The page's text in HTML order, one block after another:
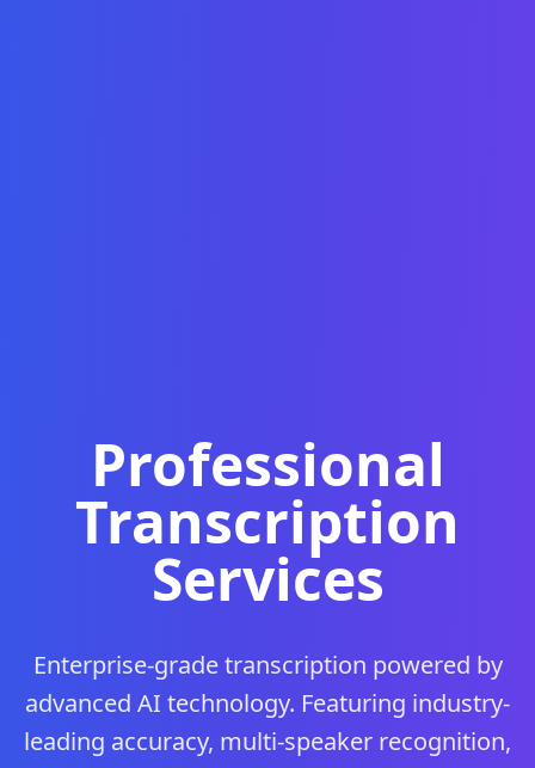
Professional
Transcription
Services
Enterprise-grade transcription powered by
advanced AI technology. Featuring industry-
leading accuracy, multi-speaker recognition,